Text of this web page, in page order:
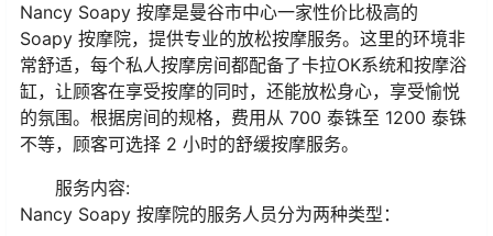
Nancy Soapy 按摩是曼谷市中心一家性价比极高的
Soapy 按摩院，提供专业的放松按摩服务。这里的环境非
常舒适，每个私人按摩房间都配备了卡拉OK系统和按摩浴
缸，让顾客在享受按摩的同时，还能放松身心，享受愉悦
的氛围。根据房间的规格，费用从 700 泰铢至 1200 泰铢
不等，顾客可选择 2 小时的舒缓按摩服务。
服务内容:
Nancy Soapy 按摩院的服务人员分为两种类型：